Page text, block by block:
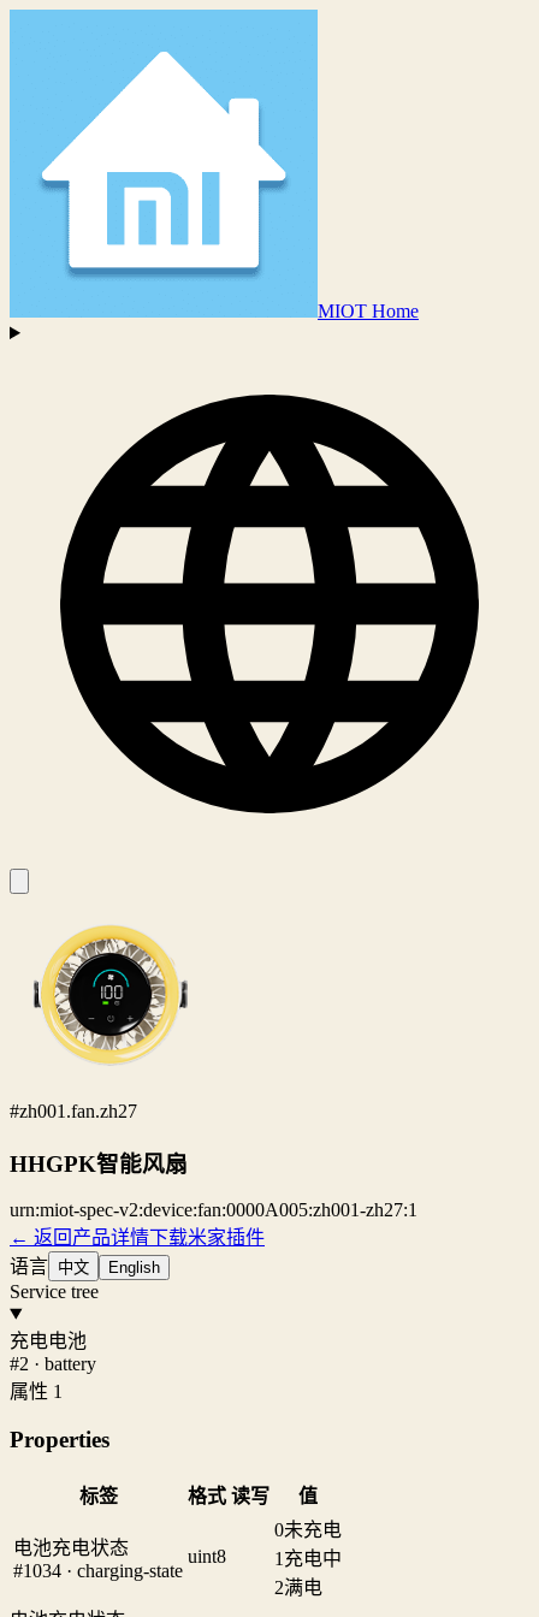
MIOT Home
#zh001.fan.zh27
HHGPK智能风扇
urn:miot-spec-v2:device:fan:0000A005:zh001-zh27:1
← 返回产品详情下载米家插件
语言 中文 English
Service tree
充电电池
#2 · battery
属性 1
Properties
标签 格式 读写 值
电池充电状态
#1034 · charging-state
uint8
0未充电
1 充电中
2满电